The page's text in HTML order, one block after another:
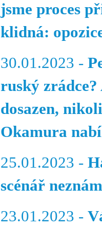
jsme proces
klidná:
30.01.2023 -
ruský
dosazen,
Okamura
25.01.2023 -
scénář
23.01.2023 -